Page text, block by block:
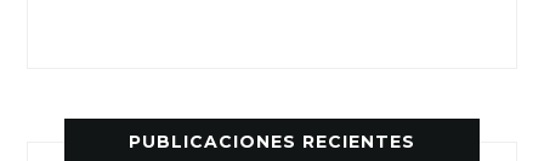
PUBLICACIONES RECIENTES